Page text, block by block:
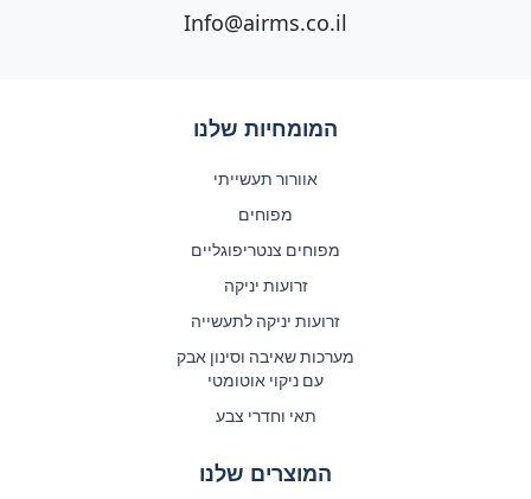
Info@airms.co.il
המומחיות שלנו
אוורור תעשייתי
מפוחים
מפוחים צנטריפוגליים
זרועות יניקה
זרועות יניקה לתעשייה
מערכות שאיבה וסינון אבק
עם ניקוי אוטומטי
תאי וחדרי צבע
המוצרים שלנו